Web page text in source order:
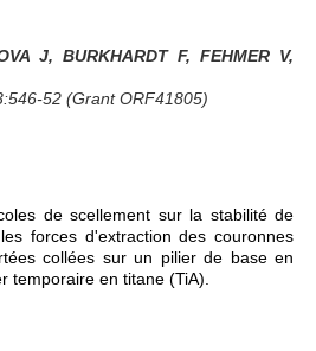
J, BURKHARDT F, FEHMER V,
52 (Grant ORF41805)
de scellement sur la stabilité de
forces d'extraction des couronnes
collées sur un pilier de base en
temporaire en titane (TiA).